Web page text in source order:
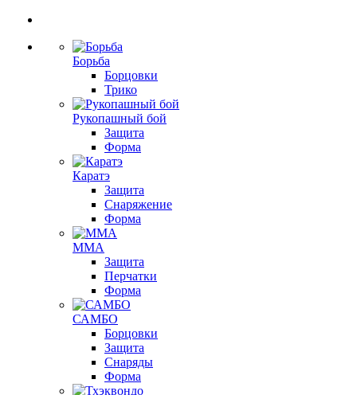
Борьба
Борцовки
Трико
Рукопашный бой
Защита
Форма
Каратэ
Защита
Снаряжение
Форма
ММА
Защита
Перчатки
Форма
САМБО
Борцовки
Защита
Снаряды
Форма